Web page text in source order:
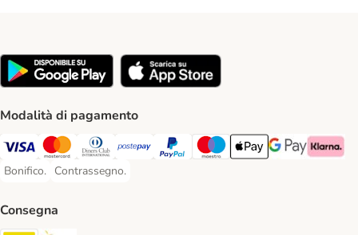
Modalità di pagamento
Visa. Payment Method
Mastercard. Payment Method
Diners Club. Payment Method
Postepay. Payment Method
PayPal. Payment Method
Maestro. Payment Method
Apple pay. Payment
Google Pay
Klarna
Bonifico.
Bonifico. Payment Method
Contrassegno.
Contrassegno. Payment Method
Consegna